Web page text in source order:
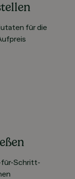
für die
für-Schritt-